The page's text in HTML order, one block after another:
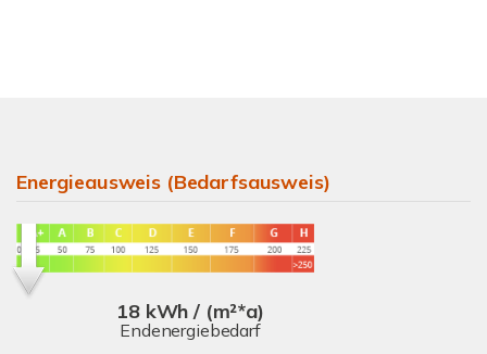
Energieausweis (Bedarfsausweis)
18 kWh / (m²*a)
Endenergiebedarf